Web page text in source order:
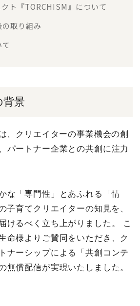
ト『TORCHISM』について
取り組み
背景
、クリエイターの事業機会の創
パートナー企業との共創に注力
な「専門性」とあふれる「情
子育てクリエイターの知見を、
けるべく立ち上がりました。 こ
命様よりご賛同をいただき、ク
ナーシップによる「共創コンテ
無償配信が実現いたしました。